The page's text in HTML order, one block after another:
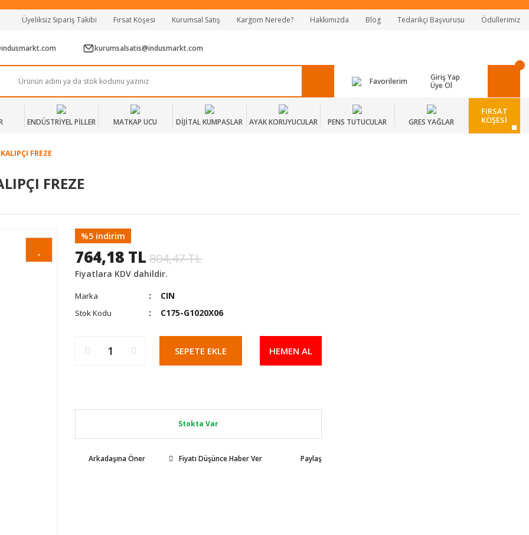
Tüm Alışverişlerde Vade Farksız 2 Taksit!
Mağazadan Teslim & Kolay İade
Üyeliksiz Sipariş Takibi Fırsat Köşesi Kurumsal Satış Kargom Nerede? Hakkımızda Blog Tedarikçi Başvurusu Ödüllerimiz
kurumsalsatis@indusmarkt.com
Favorilerim
Giriş Yap
Üye Ol
ENDÜSTRİYEL PİLLER MATKAP UCU DİJİTAL KUMPASLAR AYAK KORUYUCULAR PENS TUTUCULAR GRES YAĞLAR
FIRSAT
KÖŞESİ
FREZE
FREZE
%5 indirim
764,18 TL 804,47 TL
Fiyatlara KDV dahildir.
Marka CIN
Stok Kodu C175-G1020X06
SEPETE EKLE HEMEN AL
Stokta Var
Arkadaşına Öner Fiyatı Düşünce Haber Ver Paylaş